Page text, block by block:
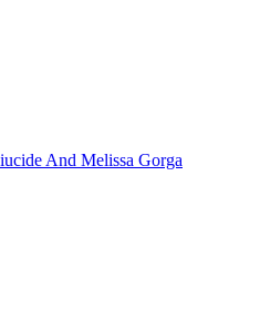
And Melissa Gorga